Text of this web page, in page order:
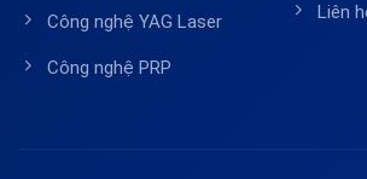
Công nghệ YAG Laser
Công nghệ PRP
Liên